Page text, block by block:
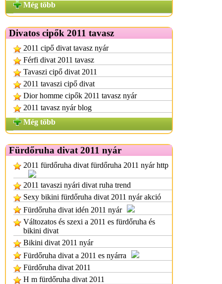
Még több
Divatos cipők 2011 tavasz
2011 cipő divat tavasz nyár
Férfi divat 2011 tavasz
Tavaszi cipő divat 2011
2011 tavaszi cipő divat
Dior homme cipők 2011 tavasz nyár
2011 tavasz nyár blog
Még több
Fürdőruha divat 2011 nyár
2011 fürdőruha divat fürdőruha 2011 nyár http
2011 tavaszi nyári divat ruha trend
Sexy bikini fürdőruha divat 2011 nyár akció
Fürdőruha divat idén 2011 nyár
Változatos és szexi a 2011 es fürdőruha és
bikini divat
Bikini divat 2011 nyár
Fürdőruha divat a 2011 es nyárra
Fürdőruha divat 2011
H m fürdőruha divat 2011